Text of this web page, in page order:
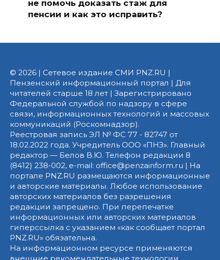
не помочь доказать стаж для
пенсии и как это исправить?
© 2026 | Сетевое издание СМИ PNZ.RU |
Пензенский информационный портал | Для
читателей старше 18 лет | Зарегистрировано
Федеральной службой по надзору в сфере
связи, информационных технологий и массовых
коммуникаций (Роскомнадзор).
Реестровая запись ЭЛ № ФС 77 - 82747 от
18.02.2022 года. Учредитель ООО «ПНЗ». Главный
редактор — Белов В.Ю. Телефон редакции 8
(8412) 238-002, e-mail: office@penzainform.ru | На
портале PNZ.RU размещаются информационные
и авторские материалы. Любое использование
авторских материалов без разрешения
редакции запрещено. При перепечатке
информационных или авторских материалов
гиперссылка с указанием «как сообщает портал
PNZ.RU» обязательна.
На информационном ресурсе применяются